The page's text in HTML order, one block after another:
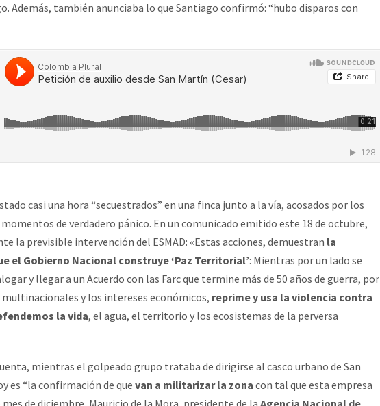
Además, también anunciaba lo que Santiago confirmó: “hubo disparos con
casi una hora “secuestrados” en una finca junto a la vía, acosados por los
momentos de verdadero pánico. En un comunicado emitido este 18 de octubre,
la previsible intervención del ESMAD: «Estas acciones, demuestran la
el Gobierno Nacional construye ‘Paz Territorial’: Mientras por un lado se
y llegar a un Acuerdo con las Farc que termine más de 50 años de guerra, por
y los intereses económicos, reprime y usa la violencia contra
la vida, el agua, el territorio y los ecosistemas de la perversa
mientras el golpeado grupo trataba de dirigirse al casco urbano de San
es “la confirmación de que van a militarizar la zona con tal que esta empresa
de diciembre, Mauricio de la Mora, presidente de la Agencia Nacional de